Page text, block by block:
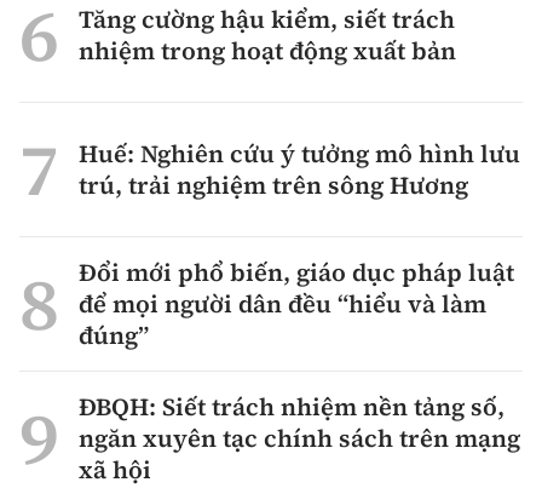
Tăng cường hậu kiểm, siết trách
nhiệm trong hoạt động xuất bản
Huế: Nghiên cứu ý tưởng mô hình lưu
trú, trải nghiệm trên sông Hương
Đổi mới phổ biến, giáo dục pháp luật
để mọi người dân đều “hiểu và làm
đúng”
ĐBQH: Siết trách nhiệm nền tảng số,
ngăn xuyên tạc chính sách trên mạng
xã hội